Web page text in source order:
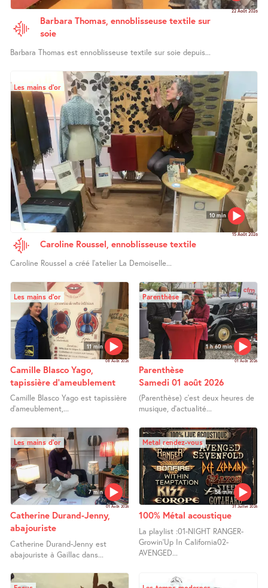
22 Août 2026
Barbara Thomas, ennoblisseuse textile sur
soie
Barbara Thomas est ennoblisseuse textile sur soie depuis...
10 min
Les mains d’or
15 Août 2026
Caroline Roussel, ennoblisseuse textile
Caroline Roussel a créé l’atelier La Demoiselle...
11 min
Les mains d’or
08 Août 2026
Camille Blasco Yago,
tapissière d’ameublement
Camille Blasco Yago est tapissière
d’ameublement,...
1 h 60 min
Parenthèse
01 Août 2026
Parenthèse
Samedi 01 août 2026
(Parenthèse) c’est deux heures de
musique, d’actualité...
7 min
Les mains d’or
01 Août 2026
Catherine Durand-Jenny,
abajouriste
Catherine Durand-Jenny est
abajouriste à Gaillac dans...
58 min
Metal rendez-vous
31 Juillet 2026
100% Métal acoustique
La playlist :01-NIGHT RANGER-
Growin’Up In California02-
AVENGED...